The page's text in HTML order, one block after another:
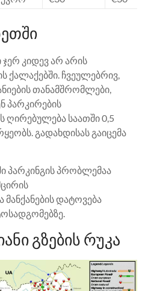
კიდევ არ არის
ქალაქებში. ჩვეულებრივ,
თანამშრომლები,
პარკირების
ღირებულება საათში 0,5
გადახდისას გაიცემა
პარკინგის პრობლემაა
დატოვება
გზების რუკა